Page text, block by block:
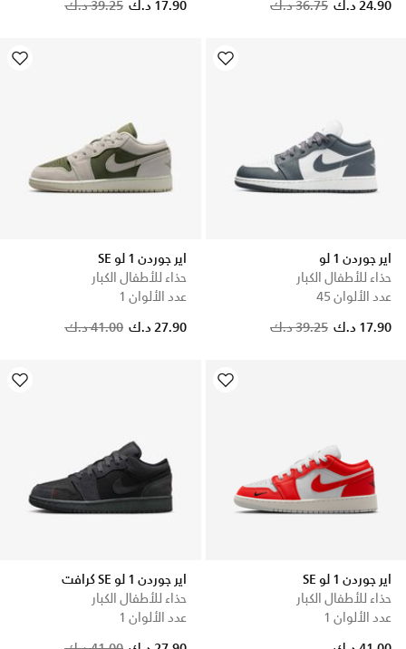
Price reduced from
36.75 د.ك to 24.90 د.ك
Price reduced from
39.25 د.ك to 17.90 د.ك
اير جوردن 1 لو
حذاء للأطفال الكبار
عدد الألوان 45
Price reduced from
39.25 د.ك to 17.90 د.ك
اير جوردن 1 لو SE
حذاء للأطفال الكبار
عدد الألوان 1
Price reduced from
41.00 د.ك to 27.90 د.ك
اير جوردن 1 لو SE
حذاء للأطفال الكبار
عدد الألوان 1
اير جوردن 1 لو SE كرافت
حذاء للأطفال الكبار
عدد الألوان 1